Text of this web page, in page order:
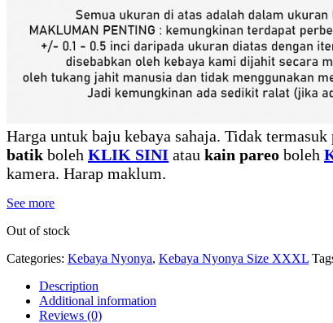
Harga untuk baju kebaya sahaja. Tidak
batik boleh KLIK SINI atau kain pareo boleh
kamera. Harap maklum.
See more
Out of stock
Categories: Kebaya Nyonya, Kebaya Nyonya Size XXXL
Description
Additional information
Reviews (0)